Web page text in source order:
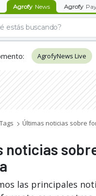
Agrofy News Agrofy
: AgrofyNews Live
Tags Últimas noticias sobre
noticias
las principales